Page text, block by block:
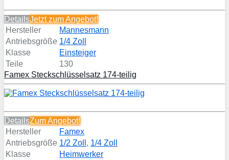
DetailsJetzt zumAngebot!
Hersteller
Mannesmann
Antriebsgröße 1/4 Zoll
Klasse
Einsteiger
Teile
130
Famex Steckschlüsselsatz 174-teilig
DetailsZum Angebot!
Hersteller
Famex
Antriebsgröße 1/2 Zoll , 1/4 Zoll
Klasse
Heimwerker